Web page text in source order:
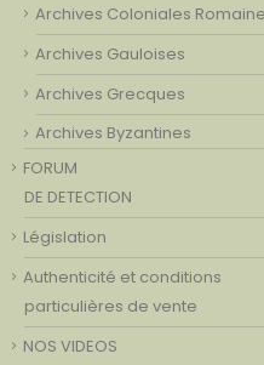
Archives Coloniales
Archives Gauloises
Archives Grecques
Archives Byzantines
FORUM
DE DETECTION
Législation
Authenticité et conditions
particulières de vente
NOS VIDEOS